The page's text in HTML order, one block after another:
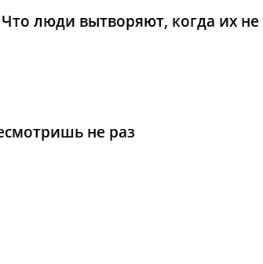
люди вытворяют, когда их не
не раз